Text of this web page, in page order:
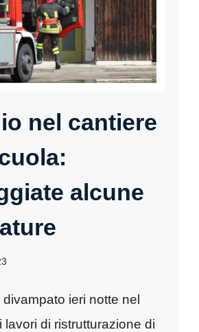
nel cantiere
alcune
ieri notte nel
lavori di ristrutturazione di